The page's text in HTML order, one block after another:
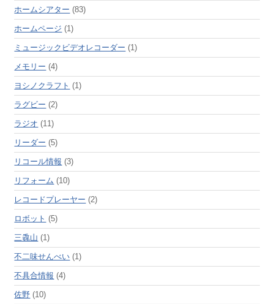
ホームシアター (83)
ホームページ (1)
ミュージックビデオレコーダー (1)
メモリー (4)
ヨシノクラフト (1)
ラグビー (2)
ラジオ (11)
リーダー (5)
リコール情報 (3)
リフォーム (10)
レコードプレーヤー (2)
ロボット (5)
三毳山 (1)
不二味せんべい (1)
不具合情報 (4)
佐野 (10)